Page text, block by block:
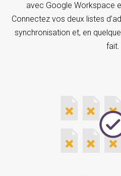
avec Google Workspace
Connectez vos deux listes
synchronisation et, en
fait.